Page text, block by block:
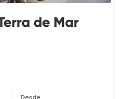
de Mar
Desde